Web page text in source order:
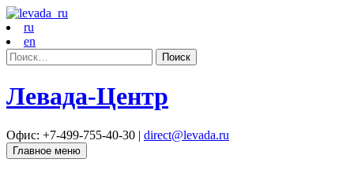
ru
en
Найти:
Левада-Центр
Офис: +7-499-755-40-30 | direct@levada.ru
Главное меню